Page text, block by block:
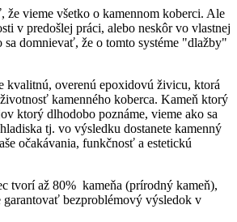
vieme všetko o kamennom koberci. Ale
v predošlej práci, alebo neskôr vo vlastnej
sa domnievať, že o tomto systéme "dlažby"
kvalitnú, overenú epoxidovú živicu, ktorá
kamenného koberca. Kameň ktorý
ktorý dlhodobo poznáme, vieme ako sa
tj. vo výsledku dostanete kamenný
očakávania, funkčnosť a estetickú
tvorí až 80% kameňa (prírodný kameň),
garantovať bezproblémový výsledok v